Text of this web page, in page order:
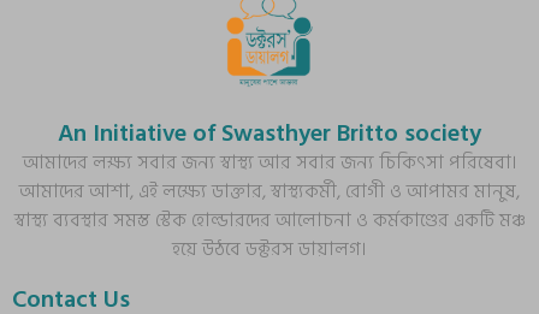
An Initiative of Swasthyer Britto society
আমাদের লক্ষ্য সবার জন্য স্বাস্থ্য আর সবার জন্য চিকিৎসা পরিষেবা।
আমাদের আশা, এই লক্ষ্যে ডাক্তার, স্বাস্থ্যকর্মী, রোগী ও আপামর মানুষ,
স্বাস্থ্য ব্যবস্থার সমস্ত স্টেক হোল্ডারদের আলোচনা ও কর্মকাণ্ডের একটি মঞ্চ
হয়ে উঠবে ডক্টরস ডায়ালগ।
Contact Us